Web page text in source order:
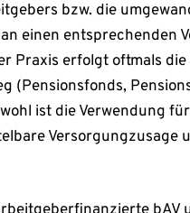
bzw. die
einen entsprechenden
Praxis erfolgt oftmals
(Pensionsfonds,
ist die Verwendung
Versorgungzusage